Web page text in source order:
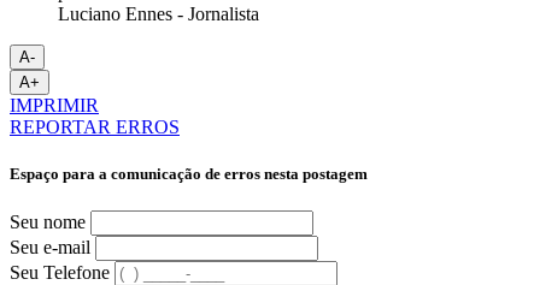
Luciano Ennes - Jornalista
A-
A+
IMPRIMIR
REPORTAR ERROS
Espaço para a comunicação de erros nesta postagem
Seu nome
Seu e-mail
Seu Telefone